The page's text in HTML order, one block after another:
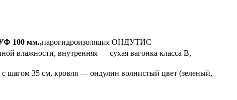
100 мм.,парогидроизоляция ОНДУТИС
влажности, внутренняя — сухая вагонка класса В,
шагом 35 см, кровля — ондулин волнистый цвет (зеленый,